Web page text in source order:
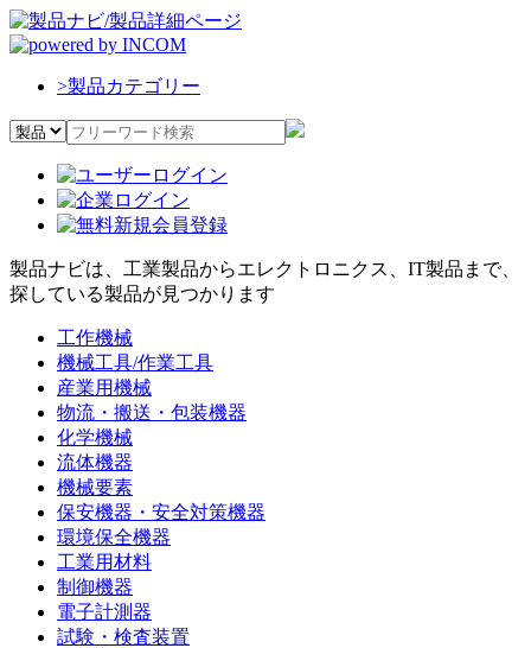
>製品カテゴリー
製品ナビは、工業製品からエレクトロニクス、IT製品まで、
探している製品が見つかります
工作機械
機械工具/作業工具
産業用機械
物流・搬送・包装機器
化学機械
流体機器
機械要素
保安機器・安全対策機器
環境保全機器
工業用材料
制御機器
電子計測器
試験・検査装置